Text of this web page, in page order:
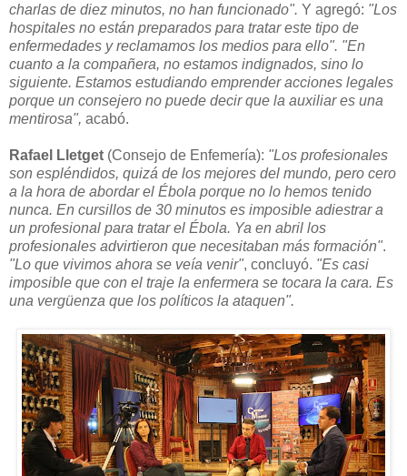
charlas de diez minutos, no han funcionado". Y agregó: "Los
hospitales no están preparados para tratar este tipo de
enfermedades y reclamamos los medios para ello". "En
cuanto a la compañera, no estamos indignados, sino lo
siguiente. Estamos estudiando emprender acciones legales
porque un consejero no puede decir que la auxiliar es una
mentirosa", acabó.
Rafael Lletget (Consejo de Enfemería): "Los profesionales
son espléndidos, quizá de los mejores del mundo, pero cero
a la hora de abordar el Ébola porque no lo hemos tenido
nunca. En cursillos de 30 minutos es imposible adiestrar a
un profesional para tratar el Ébola. Ya en abril los
profesionales advirtieron que necesitaban más formación".
"Lo que vivimos ahora se veía venir", concluyó. "Es casi
imposible que con el traje la enfermera se tocara la cara. Es
una vergüenza que los políticos la ataquen".